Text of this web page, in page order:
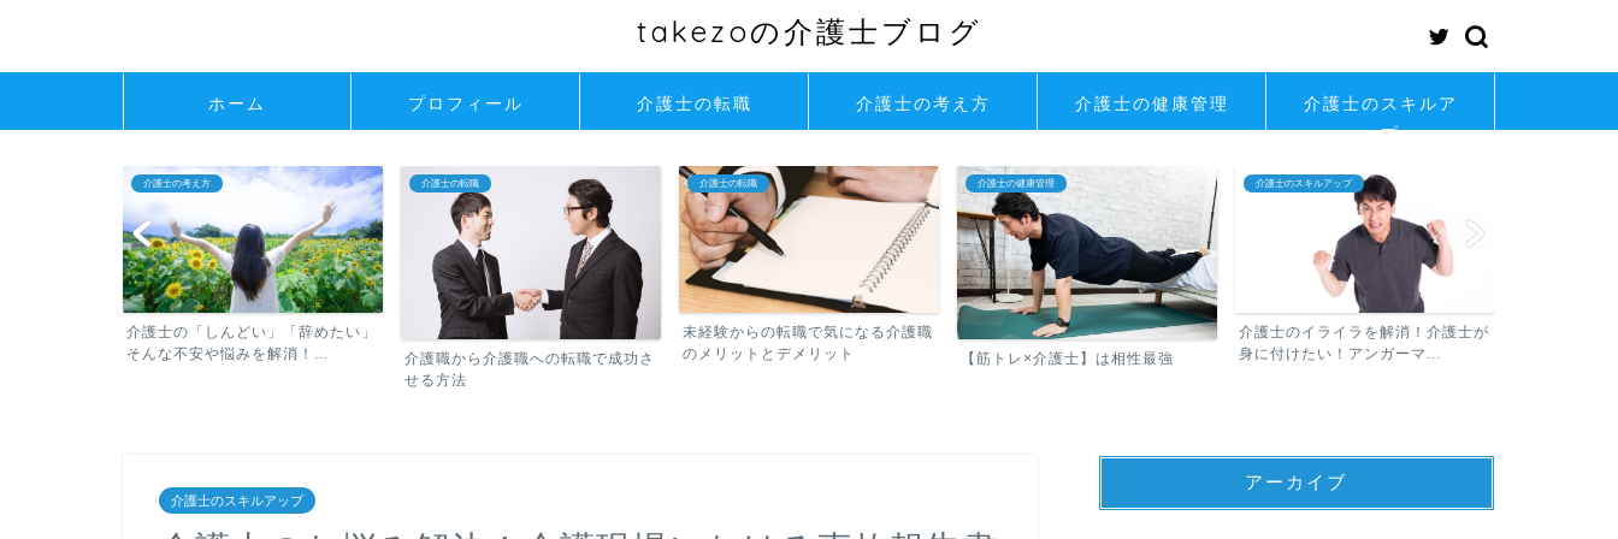
takezoの介護士ブログ
ホーム プロフィール 介護士の転職 介護士の考え方 介護士の健康管理
介護士のスキルア
ップ
介護士の転職
介護職から介護職への転職で成功さ
介護士の転職
未経験からの転職で気になる介護職
のメリットとデメリット
介護士の健康管理
【筋トレ×介護士】は相性最強
介護士のスキルアップ
介護士のイライラを解消！介護士が
身に付けたい！アンガーマ...
介護士の転職
介護士が知っておくべき転職の常識
介護士のスキルアップ
アーカイブ